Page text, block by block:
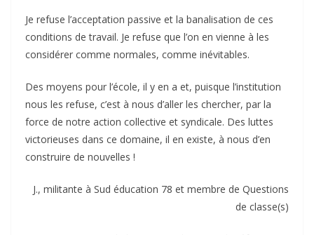
Je refuse l’acceptation passive et la banalisation de ces
conditions de travail. Je refuse que l’on en vienne à les
considérer comme normales, comme inévitables.
Des moyens pour l’école, il y en a et, puisque l’institution
nous les refuse, c’est à nous d’aller les chercher, par la
force de notre action collective et syndicale. Des luttes
victorieuses dans ce domaine, il en existe, à nous d’en
construire de nouvelles !
J., militante à Sud éducation 78 et membre de Questions
de classe(s)